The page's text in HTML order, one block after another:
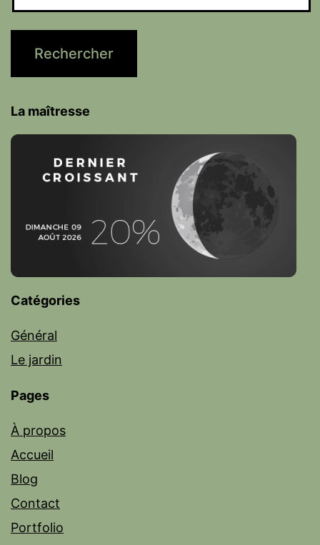
La maîtresse
Catégories
Général
Le jardin
Pages
À propos
Accueil
Blog
Contact
Portfolio